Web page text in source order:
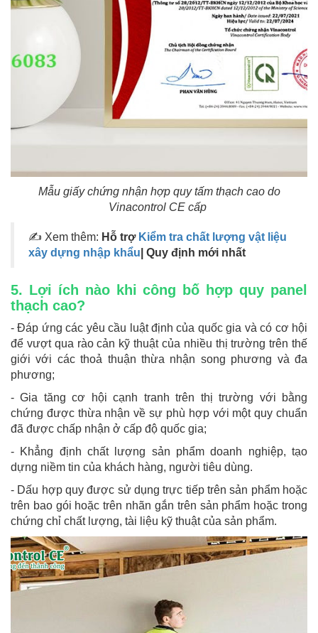
Mẫu giấy chứng nhận hợp quy tấm thạch cao do
Vinacontrol CE cấp
✍ Xem thêm: Hỗ trợ Kiểm tra chất lượng vật liệu
xây dựng nhập khẩu | Quy định mới nhất
5. Lợi ích nào khi công bố hợp quy panel
thạch cao?
- Đáp ứng các yêu cầu luật định của quốc gia và có cơ hội
để vượt qua rào cản kỹ thuật của nhiều thị trường trên thế
giới với các thoả thuận thừa nhận song phương và đa
phương;
- Gia tăng cơ hội cạnh tranh trên thị trường với bằng
chứng được thừa nhận về sự phù hợp với một quy chuẩn
đã được chấp nhận ở cấp độ quốc gia;
- Khẳng định chất lượng sản phẩm doanh nghiệp, tạo
dựng niềm tin của khách hàng, người tiêu dùng.
- Dấu hợp quy được sử dụng trực tiếp trên sản phẩm hoặc
trên bao gói hoặc trên nhãn gắn trên sản phẩm hoặc trong
chứng chỉ chất lượng, tài liệu kỹ thuật của sản phẩm.